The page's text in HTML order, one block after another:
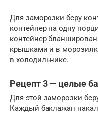
Для заморозки беру
контейнер на одну
контейнер
крышками и в
в холодильнике.
Рецепт 3 — целые
Для этой заморозки
Каждый баклажан